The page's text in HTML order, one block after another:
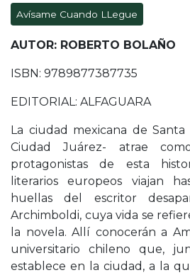
Avísame Cuando LLegue
AUTOR: ROBERTO BOLAÑO
ISBN: 9789877387735
EDITORIAL: ALFAGUARA
La ciudad mexicana de
Ciudad Juárez- atrae
protagonistas de esta
literarios europeos viajan
huellas del escritor
Archimboldi, cuya vida se
la novela. Allí conocerán a
universitario chileno que,
establece en la ciudad, a la